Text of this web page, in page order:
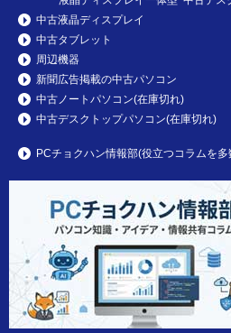
中古液晶ディスプレイ
中古タブレット
周辺機器
新聞広告掲載の中古パソコン
中古ノートパソコン(在庫切れ)
中古デスクトップパソコン(在庫切れ)
PCチョクハン情報部(役立つコラムを